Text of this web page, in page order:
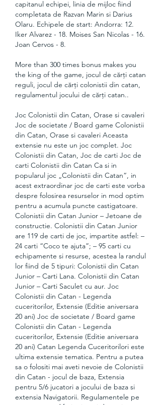
capitanul echipei, linia de mijloc fiind
completata de Razvan Marin si Darius
Olaru. Echipele de start: Andorra: 12.
Iker Alvarez - 18. Moises San Nicolas - 16.
Joan Cervos - 8.
More than 300 times bonus makes you
the king of the game, jocul de cărți catan
reguli, jocul de cărți colonistii din catan,
regulamentul jocului de cărți catan..
Joc Colonistii din Catan, Orase si cavaleri
Joc de societate / Board game Colonistii
din Catan, Orase si cavaleri Aceasta
extensie nu este un joc complet. Joc
Colonistii din Catan, Joc de carti Joc de
carti Colonistii din Catan Ca si in
popularul joc „Colonistii din Catan“, in
acest extraordinar joc de carti este vorba
despre folosirea resurselor in mod optim
pentru a acumula puncte castigatoare.
Colonistii din Catan Junior – Jetoane de
constructie. Colonistii din Catan Junior
are 119 de carti de joc, impartite astfel: –
24 carti “Coco te ajuta”; – 95 carti cu
echipamente si resurse, acestea la randul
lor fiind de 5 tipuri: Colonistii din Catan
Junior – Carti Lana. Colonistii din Catan
Junior – Carti Saculet cu aur. Joc
Colonistii din Catan - Legenda
cuceritorilor, Extensie (Editie aniversara
20 ani) Joc de societate / Board game
Colonistii din Catan - Legenda
cuceritorilor, Extensie (Editie aniversara
20 ani) Catan Legenda Cuceritorilori este
ultima extensie tematica. Pentru a putea
sa o folositi mai aveti nevoie de Colonistii
din Catan - jocul de baza, Extensia
pentru 5/6 jucatori a jocului de baza si
extensia Navigatorii. Regulamentele pe